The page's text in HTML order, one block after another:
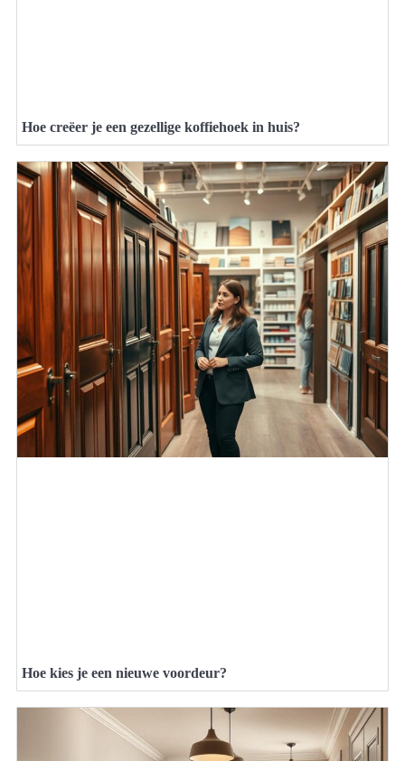
Hoe creëer je een gezellige koffiehoek in huis?
Hoe kies je een nieuwe voordeur?